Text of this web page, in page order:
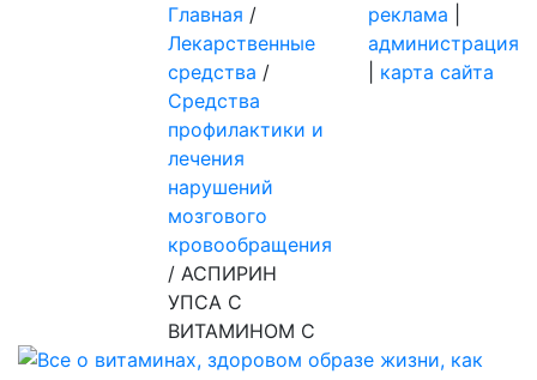
Главная /
Лекарственные
средства /
Средства
профилактики и
лечения
нарушений
мозгового
кровообращения
/ АСПИРИН
УПСА С
ВИТАМИНОМ С
реклама
администрация
карта сайта